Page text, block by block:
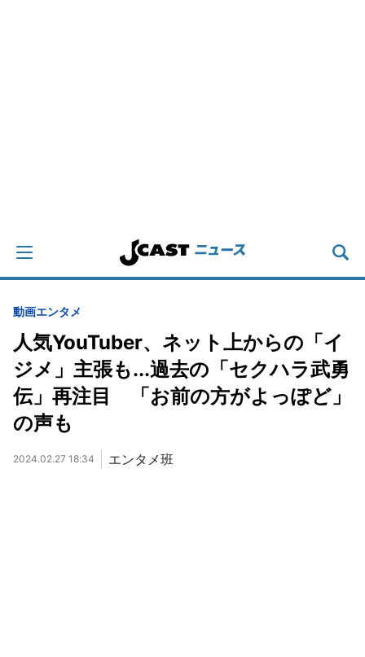
動画エンタメ
人気YouTuber、ネット上からの「イ
ジメ」主張も...過去の「セクハラ武勇
伝」再注目 「お前の方がよっぽど」
の声も
2024.02.27 18:34 エンタメ班